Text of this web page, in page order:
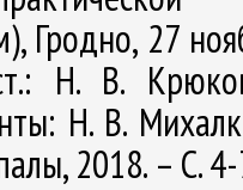
Гродно, 27
Н. В.
Н. В.
2018. – С.